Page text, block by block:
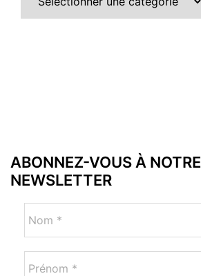
ABONNEZ-VOUS À NOTRE
NEWSLETTER